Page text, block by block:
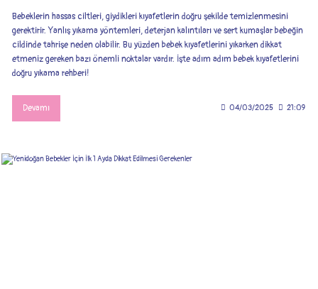
Bebeklerin hassas ciltleri, giydikleri kıyafetlerin doğru şekilde temizlenmesini
gerektirir. Yanlış yıkama yöntemleri, deterjan kalıntıları ve sert kumaşlar bebeğin
cildinde tahrişe neden olabilir. Bu yüzden bebek kıyafetlerini yıkarken dikkat
etmeniz gereken bazı önemli noktalar vardır. İşte adım adım bebek kıyafetlerini
doğru yıkama rehberi!
Devamı 04/03/2025 21:09